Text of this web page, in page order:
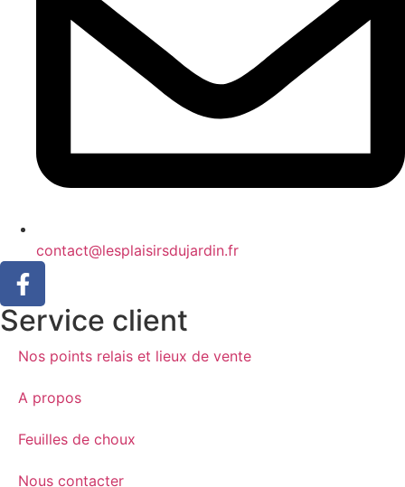
contact@lesplaisirsdujardin.fr
Service client
Nos points relais et lieux de vente
A propos
Feuilles de choux
Nous contacter